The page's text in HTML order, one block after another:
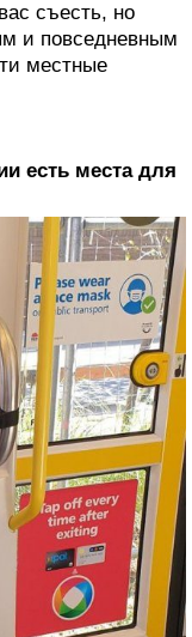
съесть, но
и повседневным
местные
есть места для